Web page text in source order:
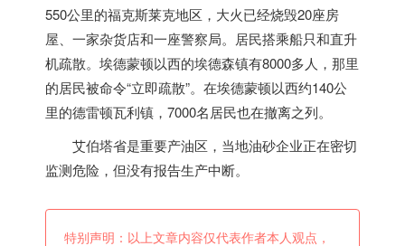
550公里的福克斯莱克地区，大火已经烧毁20座房
屋、一家杂货店和一座警察局。居民搭乘船只和直升
机疏散。埃德蒙顿以西的埃德森镇有8000多人，那里
的居民被命令“立即疏散”。在埃德蒙顿以西约140公
里的德雷顿瓦利镇，7000名居民也在撤离之列。
艾伯塔省是重要产油区，当地油砂企业正在密切
监测危险，但没有报告生产中断。
特别声明：以上文章内容仅代表作者本人观点，